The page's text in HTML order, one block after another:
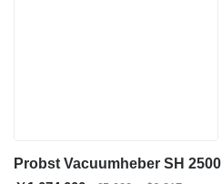
Probst Vacuumheber SH 2500